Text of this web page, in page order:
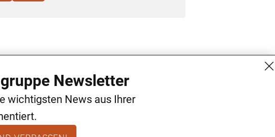
Burgring 1/7
Newsletter
wichtigsten News aus Ihrer